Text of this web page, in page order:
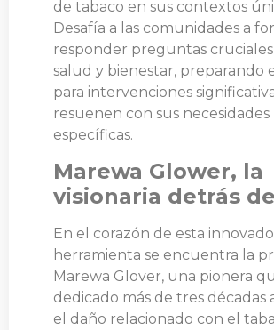
de tabaco en sus contextos
Desafía a las comunidades a
responder preguntas cruciales
salud y bienestar, preparando
para intervenciones
resuenen con sus necesidades
específicas.
Marewa Glower, la
visionaria detrás
En el corazón de esta
herramienta se encuentra la
Marewa Glover, una pionera
dedicado más de tres décadas
el daño relacionado con el